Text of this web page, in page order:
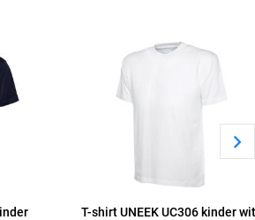
T-shirt UNEEK UC306 kinder wit